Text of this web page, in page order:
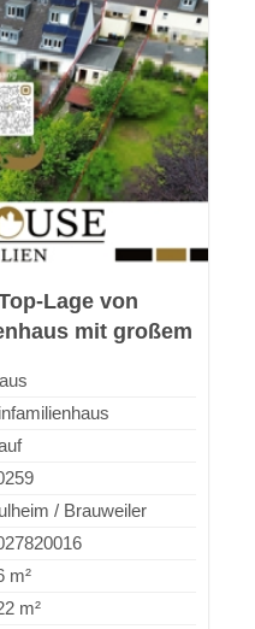
Lage von
mit großem
/ Brauweiler
m²
m²